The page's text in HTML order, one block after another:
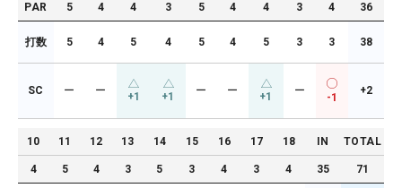
PAR 5 4 4 3 5 4 4 3 4 36
打数 5 4 5 4 5 4 5 3 3 38
SC ー ー +1 +1 ー ー +1 ー
-1
+2
10 11 12 13 14 15 16 17 18 IN TOTAL
4 5 4 3 5 3 4 3 4 35 71